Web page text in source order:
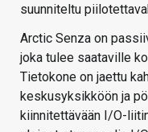
suunniteltu
Arctic Senza on
joka tulee saataville
Tietokone on jaettu
keskusyksikköön ja
kiinnitettävään I/O-